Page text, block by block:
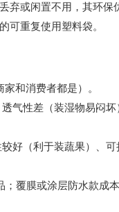
弃或闲置不用，其环保
可重复使用塑料袋。
和消费者都是）。
气性差（装湿物易闷坏
好（利于装蔬果）、
覆膜或涂层防水款成